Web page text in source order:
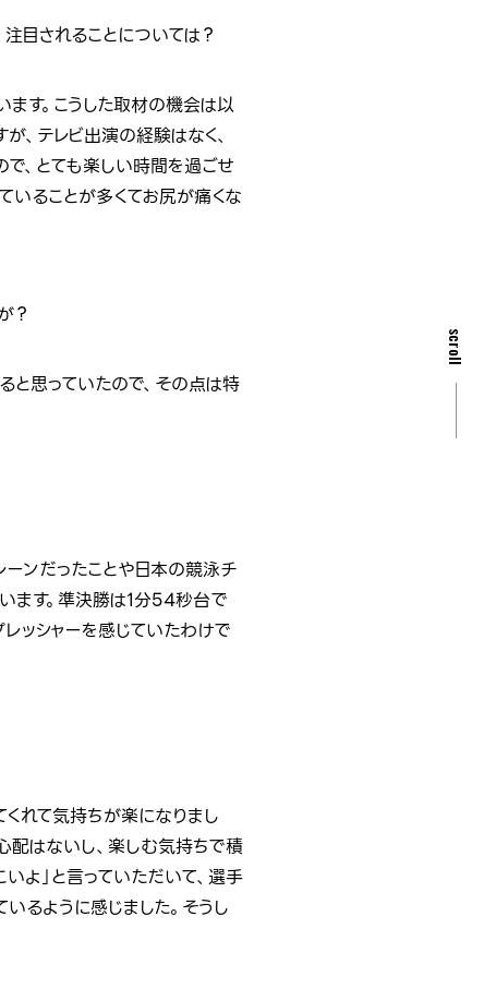
目されることについては？
す。こうした取材の機会は以
、テレビ出演の経験はなく、
、とても楽しい時間を過ごせ
いることが多くてお尻が痛くな
？
と思っていたので、その点は特
ンだったことや日本の競泳チ
ます。準決勝は1分54秒台で
ッシャーを感じていたわけで
れて気持ちが楽になりまし
配はないし、楽しむ気持ちで積
よ」と言っていただいて、選手
るように感じました。そうし
scroll